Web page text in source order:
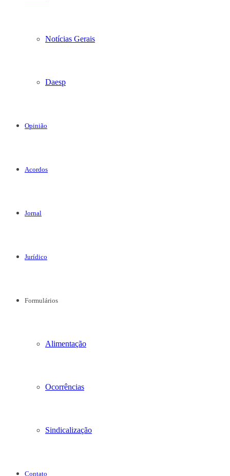
Notícias Gerais
Daesp
Opinião
Acordos
Jornal
Jurídico
Formulários
Alimentação
Ocorrências
Sindicalização
Contato